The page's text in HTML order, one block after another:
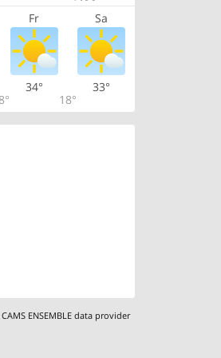
Fr Sa
34°
18°
33°
CAMS ENSEMBLE data provider